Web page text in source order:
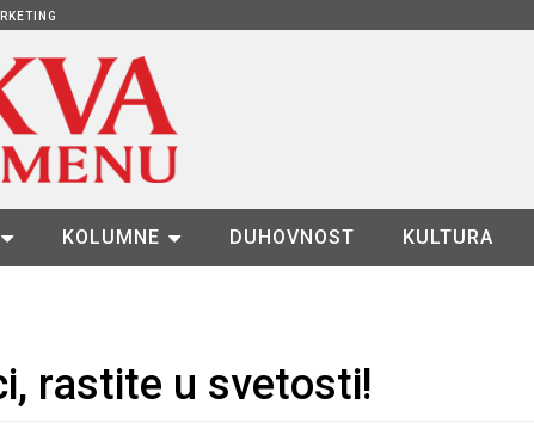
KOLUMNE DUHOVNOST KULTURA
rastite u svetosti!